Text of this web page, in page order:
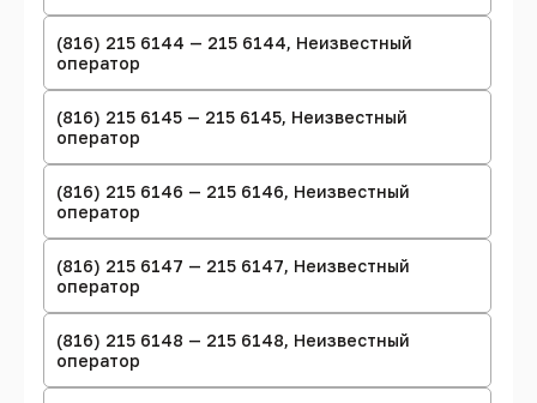
(816) 215 6144 — 215 6144, Неизвестный
оператор
(816) 215 6145 — 215 6145, Неизвестный
оператор
(816) 215 6146 — 215 6146, Неизвестный
оператор
(816) 215 6147 — 215 6147, Неизвестный
оператор
(816) 215 6148 — 215 6148, Неизвестный
оператор